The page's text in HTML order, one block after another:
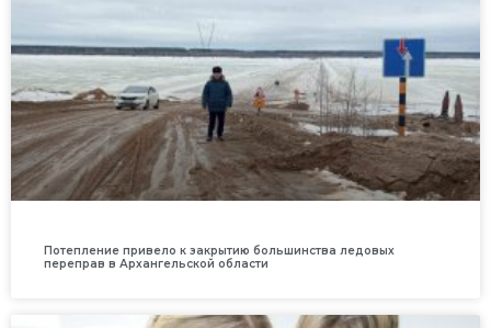
Потепление привело к закрытию большинства ледовых
переправ в Архангельской области